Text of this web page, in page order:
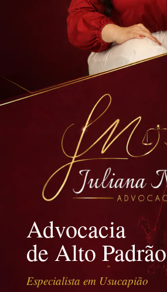
Advocacia
de Alto Padrão
Especialista em Usucapião